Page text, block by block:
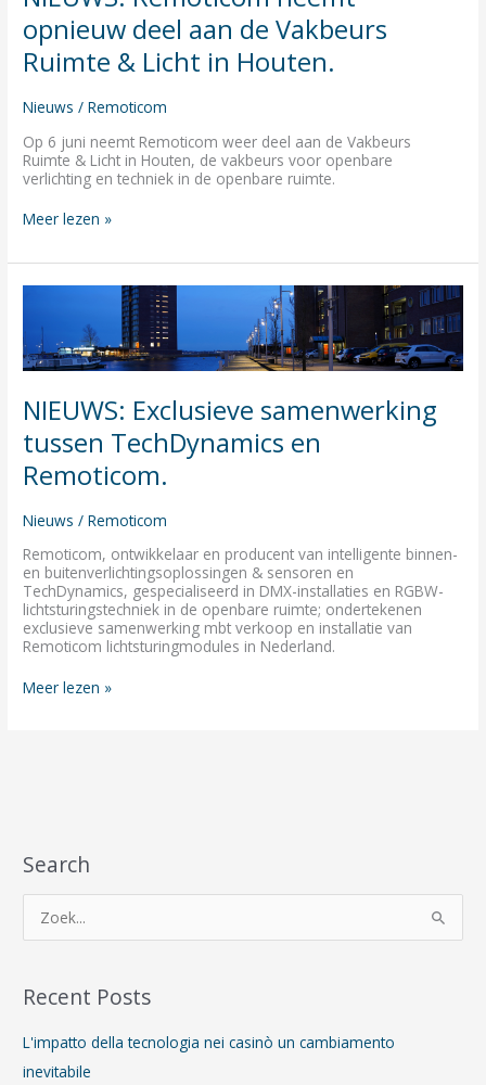
opnieuw deel aan de Vakbeurs
Ruimte & Licht in Houten.
Nieuws /Remoticom
Op 6 juni neemt Remoticom weer deel aan de Vakbeurs
Ruimte & Licht in Houten, de vakbeurs voor openbare
verlichting en techniek in de openbare ruimte.
Vakbeurs
Ruimte
&
in
Meer lezen »
NIEUWS: Exclusieve samenwerking
tussen TechDynamics en
Remoticom.
Nieuws /Remoticom
Remoticom, ontwikkelaar en producent van intelligente binnen-
en buitenverlichtingsoplossingen & sensoren en
TechDynamics, gespecialiseerd in DMX-installaties en RGBW-
lichtsturingstechniek in de openbare ruimte; ondertekenen
exclusieve samenwerking mbt verkoop en installatie van
Remoticom lichtsturingmodules in Nederland.
samenwerking
tussen
TechDynamics
Remoticom.
Meer lezen »
Search
k
e
n
Recent Posts
L'impatto della tecnologia nei casinò un cambiamento
inevitabile